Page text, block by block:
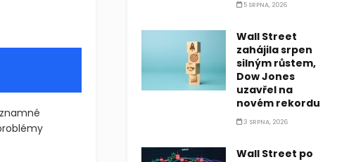
5 SRPNA, 2026
Wall Street
zahájila srpen
silným růstem,
Dow Jones
uzavřel na
novém rekordu
3 SRPNA, 2026
Wall Street po